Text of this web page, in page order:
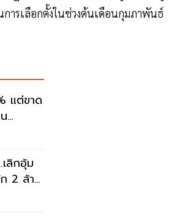
ารเลือกตั้งในช่วงต้นเดือนกุมภาพันธ์
แต่ขาด
ลิกอุ้ม
2 ล้าน